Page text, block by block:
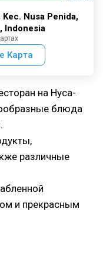
Nusa Penida,
Indonesia
Карта
на Нуса-
блюда
различные
и прекрасным